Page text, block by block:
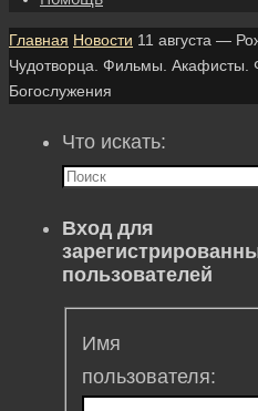
Главная Новости 11 августа —
Чудотворца. Фильмы. Акафисты.
Богослужения
Что искать:
Вход для
пользователей
Имя
пользователя: